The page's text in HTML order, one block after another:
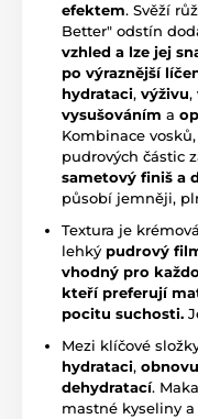
efektem. Svěží
Better" odstín
vzhled a lze jej
po výraznější
hydrataci, výživu,
vysušováním a
Kombinace
pudrových částic
sametový finiš a
působí jemněji,
Textura je
lehký pudrový
vhodný pro
kteří preferují
pocitu suchosti.
Mezi klíčové
hydrataci,
dehydratací.
mastné kyseliny